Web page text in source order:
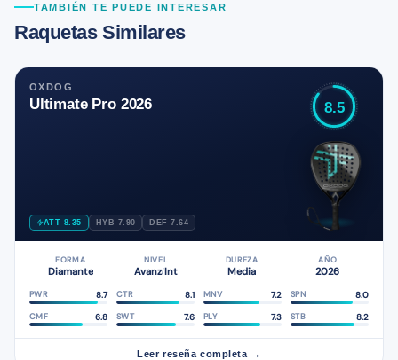
TAMBIÉN TE PUEDE INTERESAR
Raquetas Similares
OXDOG
Ultimate Pro 2026
ATT 8.35 HYB 7.90 DEF 7.64
8.5
FORMA
Diamante
NIVEL
Avanz/Int
DUREZA
Media
AÑO
2026
PWR 8.7 CTR 8.1 MNV 7.2 SPN 8.0
CMF 6.8 SWT 7.6 PLY 7.3 STB 8.2
Leer reseña completa →